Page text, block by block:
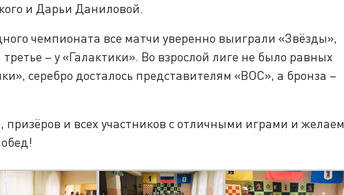
и Дарьи Даниловой.
чемпионата все матчи уверенно выиграли «Звёзды»,
– у «Галактики». Во взрослой лиге не было равных
серебро досталось представителям «ВОС», а бронза –
и всех участников с отличными играми и желаем